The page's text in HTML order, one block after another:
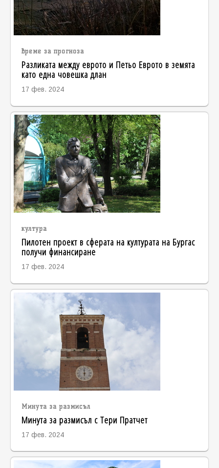
време за прогноза
Разликата между еврото и Петьо Еврото в земята
като една човешка длан
17 фев. 2024
култура
Пилотен проект в сферата на културата на Бургас
получи финансиране
17 фев. 2024
Минута за размисъл
Минута за размисъл с Тери Пратчет
17 фев. 2024